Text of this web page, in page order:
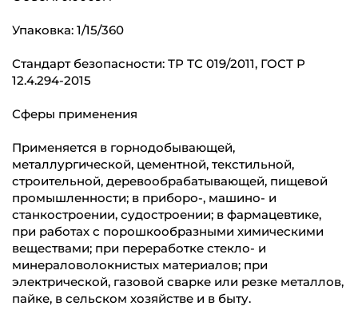
Упаковка: 1/15/360
Стандарт безопасности: ТР ТС 019/2011, ГОСТ Р
12.4.294-2015
Сферы применения
Применяется в горнодобывающей,
металлургической, цементной, текстильной,
строительной, деревообрабатывающей, пищевой
промышленности; в приборо-, машино- и
станкостроении, судостроении; в фармацевтике,
при работах с порошкообразными химическими
веществами; при переработке стекло- и
минераловолокнистых материалов; при
электрической, газовой сварке или резке металлов,
пайке, в сельском хозяйстве и в быту.